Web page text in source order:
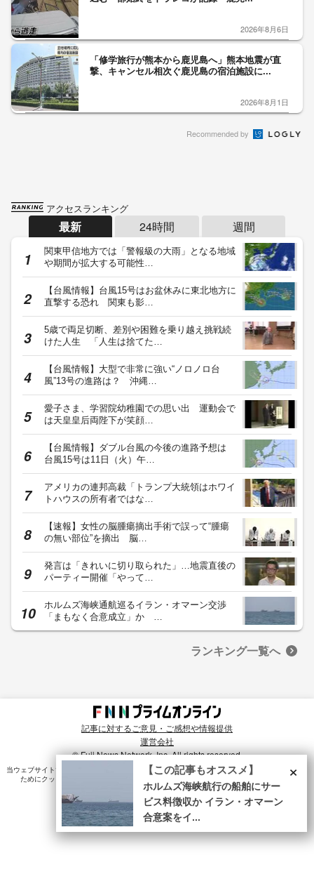
2026年8月6日
「修学旅行が熊本から鹿児島へ」熊本地震が直
撃、キャンセル相次ぐ鹿児島の宿泊施設に...
2026年8月1日
Recommended by
アクセスランキング
最新 24時間 週間
関東甲信地方では「警報級の大雨」となる地域
や期間が拡大する可能性…
【台風情報】台風15号はお盆休みに東北地方に
直撃する恐れ 関東も影…
5歳で両足切断、差別や困難を乗り越え挑戦続
けた人生 「人生は捨てた…
【台風情報】大型で非常に強い“ノロノロ台
風”13号の進路は？ 沖縄…
愛子さま、学習院幼稚園での思い出 運動会で
は天皇皇后両陛下が笑顔…
【台風情報】ダブル台風の今後の進路予想は
台風15号は11日（火）午…
アメリカの連邦高裁「トランプ大統領はホワイ
トハウスの所有者ではな…
【速報】女性の脳腫瘍摘出手術で誤って“腫瘍
の無い部位”を摘出 脳…
発言は「きれいに切り取られた」…地震直後の
パーティー開催「やって…
ホルムズ海峡通航巡るイラン・オマーン交渉
「まもなく合意成立」か …
ランキング一覧へ
記事に対するご意見・ご感想や情報提供
運営会社
© Fuji News Network, Inc. All rights reserved.
当ウェブサイトでは、ユーザのニーズ・興味・関⼼に合致したコンテンツや広告配信を提供する
ためにクッキーを使⽤しています。詳細は、
プライバシーポリシー をご確認ください。×
【この記事もオススメ】
ホルムズ海峡航行の船舶にサー
ビス料徴収か イラン・オマーン
合意案をイ...